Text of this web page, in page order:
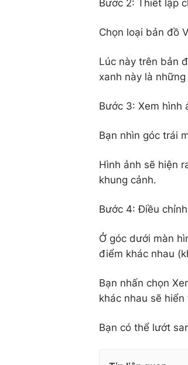
Bước 2: Thiết lập
Chọn loại bản đồ
Lúc này trên bản
xanh này là
Bước 3: Xem hình
Bạn nhìn góc trái
Hình ảnh sẽ hiện
khung cảnh.
Bước 4: Điều
Ở góc dưới màn
điểm khác nhau
Bạn nhấn chọn
khác nhau sẽ
Bạn có thể lướt